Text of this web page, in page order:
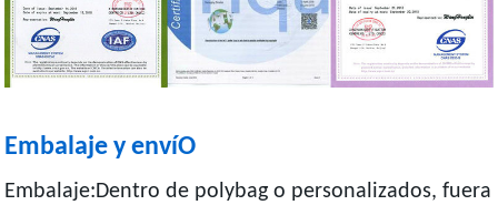
Embalaje y envíO
Embalaje:Dentro de polybag o personalizados, fuera